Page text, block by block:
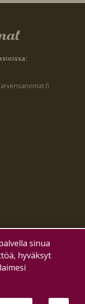
sinua
hyväksyt